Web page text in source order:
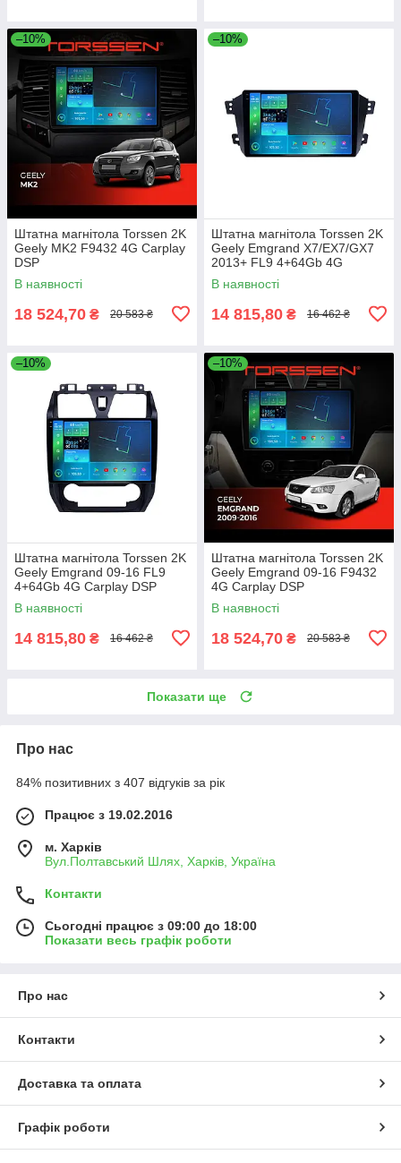
–10%
Штатна магнітола Torssen 2K
Geely MK2 F9432 4G Carplay
DSP
В наявності
18 524,70 ₴ 20 583 ₴
–10%
Штатна магнітола Torssen 2K
Geely Emgrand X7/EX7/GX7
2013+ FL9 4+64Gb 4G
Carplay DSP
В наявності
14 815,80 ₴ 16 462 ₴
–10%
Штатна магнітола Torssen 2K
Geely Emgrand 09-16 FL9
4+64Gb 4G Carplay DSP
В наявності
14 815,80 ₴ 16 462 ₴
–10%
Штатна магнітола Torssen 2K
Geely Emgrand 09-16 F9432
4G Carplay DSP
В наявності
18 524,70 ₴ 20 583 ₴
Показати ще
Про нас
84% позитивних з 407 відгуків за рік
Працює з 19.02.2016
м. Харків
Вул.Полтавський Шлях, Харків, Україна
Контакти
Сьогодні працює з 09:00 до 18:00
Показати весь графік роботи
Про нас
Контакти
Доставка та оплата
Графік роботи